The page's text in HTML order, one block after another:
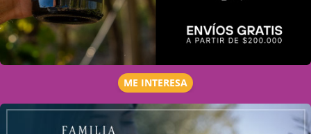
ME INTERESA